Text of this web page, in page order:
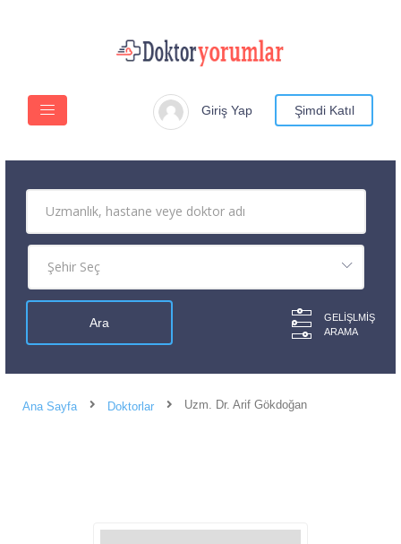
Giriş Yap Şimdi Katıl
GELIŞLMIŞ
ARAMA
Ana Sayfa Doktorlar Uzm. Dr. Arif Gökdoğan